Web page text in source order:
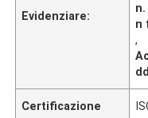
Evidenziare:
n
,
Certificazione